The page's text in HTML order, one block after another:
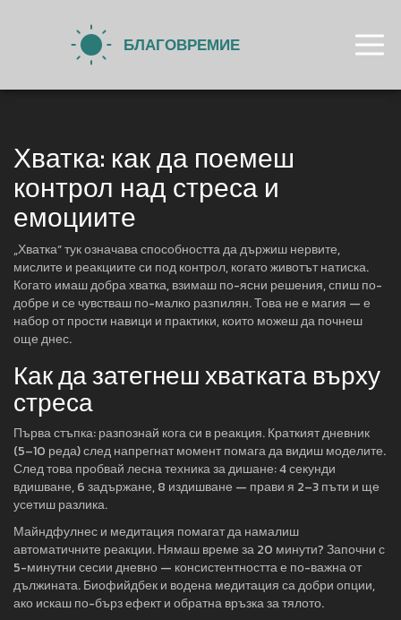
Хватка: как да поемеш
контрол над стреса и
емоциите
„Хватка“ тук означава способността да държиш нервите,
мислите и реакциите си под контрол, когато животът натиска.
Когато имаш добра хватка, взимаш по-ясни решения, спиш по-
добре и се чувстваш по-малко разпилян. Това не е магия — е
набор от прости навици и практики, които можеш да почнеш
още днес.
Как да затегнеш хватката върху
стреса
Първа стъпка: разпознай кога си в реакция. Краткият дневник
(5–10 реда) след напрегнат момент помага да видиш моделите.
След това пробвай лесна техника за дишане: 4 секунди
вдишване, 6 задържане, 8 издишване — прави я 2–3 пъти и ще
усетиш разлика.
Майндфулнес и медитация помагат да намалиш
автоматичните реакции. Нямаш време за 20 минути? Започни с
5-минутни сесии дневно — консистентността е по-важна от
дължината. Биофийдбек и водена медитация са добри опции,
ако искаш по-бърз ефект и обратна връзка за тялото.